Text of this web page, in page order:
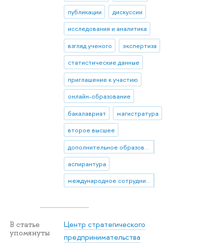
публикации
дискуссии
исследования и аналитика
взгляд ученого
экспертиза
статистические данные
приглашение к участию
онлайн-образование
бакалавриат
магистратура
второе высшее
аспирантура
международное сотрудничество
В статье
упомянуты
Центр стратегического
предпринимательства